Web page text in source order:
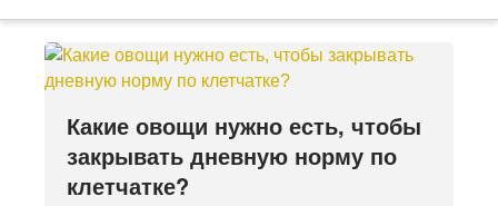
Какие овощи нужно есть, чтобы
закрывать дневную норму по
клетчатке?